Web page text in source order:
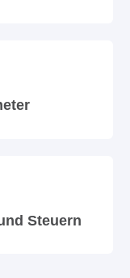
Steuern